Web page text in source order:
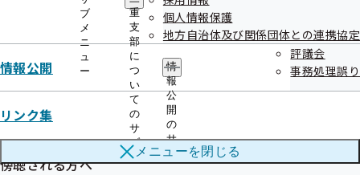
ブ
メ
ニ
ュ
ー
重
支
部
に
つ
い
て
の
サ
ブ
メ
個人情報保護
地方自治体及び関係団体との連携協定
情報公開
情
報
公
開
の
サ
ブ
メ
評議会
事務処理誤り
リンク集
メニューを閉じる
画総務グループ（TEL:059-225-3311）あてにお電話いただ
き、「傍聴申込書」をFAX等でご送付ください。
（傍聴希望多数の場合、抽選となることがあります。傍聴が
できない方にはご連絡申し上げます。）
傍聴申込書
傍聴される方へ